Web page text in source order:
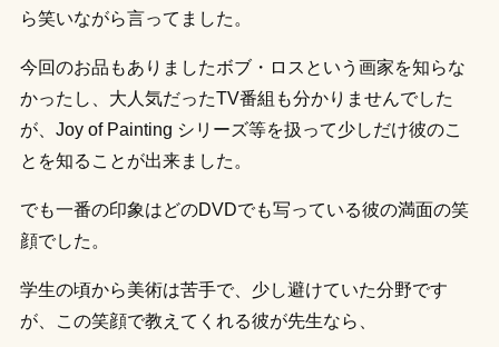
ら笑いながら言ってました。
今回のお品もありましたボブ・ロスという画家を知らな
かったし、大人気だったTV番組も分かりませんでした
が、Joy of Painting シリーズ等を扱って少しだけ彼のこ
とを知ることが出来ました。
でも一番の印象はどのDVDでも写っている彼の満面の笑
顔でした。
学生の頃から美術は苦手で、少し避けていた分野です
が、この笑顔で教えてくれる彼が先生なら、